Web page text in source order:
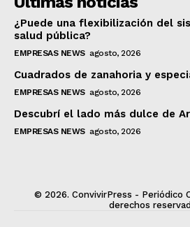
¿Puede una flexibilización del
salud pública?
EMPRESAS NEWS agosto, 2026
Cuadrados de zanahoria y
EMPRESAS NEWS agosto, 2026
Descubrí el lado más dulce de
EMPRESAS NEWS agosto, 2026
© 2026. ConvivirPress - Periódico
derechos